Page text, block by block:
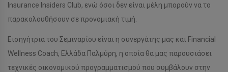
Insurance Insiders Club, ενώ όσοι δεν είναι μέλη μπορούν να το
παρακολουθήσουν σε προνομιακή τιμή.
Εισηγήτρια του Σεμιναρίου είναι η συνεργάτης μας και Financial
Wellness Coach, Ελλάδα Παλμύρη, η οποία θα μας παρουσιάσει
τεχνικές οικονομικού προγραμματισμού που συμβάλουν στην